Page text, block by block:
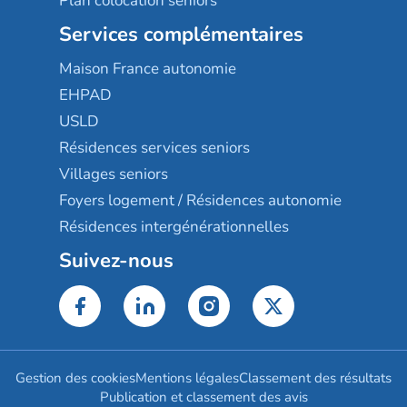
Services complémentaires
Maison France autonomie
EHPAD
USLD
Résidences services seniors
Villages seniors
Foyers logement / Résidences autonomie
Résidences intergénérationnelles
Suivez-nous
Gestion des cookiesMentions légalesClassement des résultats
Publication et classement des avis